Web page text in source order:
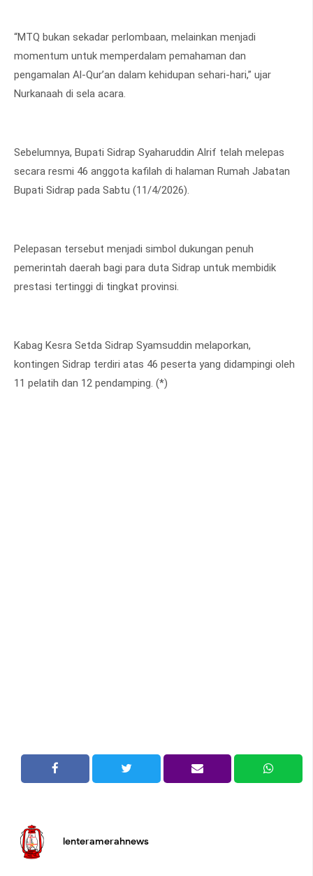
“MTQ bukan sekadar perlombaan, melainkan menjadi
momentum untuk memperdalam pemahaman dan
pengamalan Al-Qur’an dalam kehidupan sehari-hari,” ujar
Nurkanaah di sela acara.
Sebelumnya, Bupati Sidrap Syaharuddin Alrif telah melepas
secara resmi 46 anggota kafilah di halaman Rumah Jabatan
Bupati Sidrap pada Sabtu (11/4/2026).
Pelepasan tersebut menjadi simbol dukungan penuh
pemerintah daerah bagi para duta Sidrap untuk membidik
prestasi tertinggi di tingkat provinsi.
Kabag Kesra Setda Sidrap Syamsuddin melaporkan,
kontingen Sidrap terdiri atas 46 peserta yang didampingi oleh
11 pelatih dan 12 pendamping. (*)
lenteramerahnews